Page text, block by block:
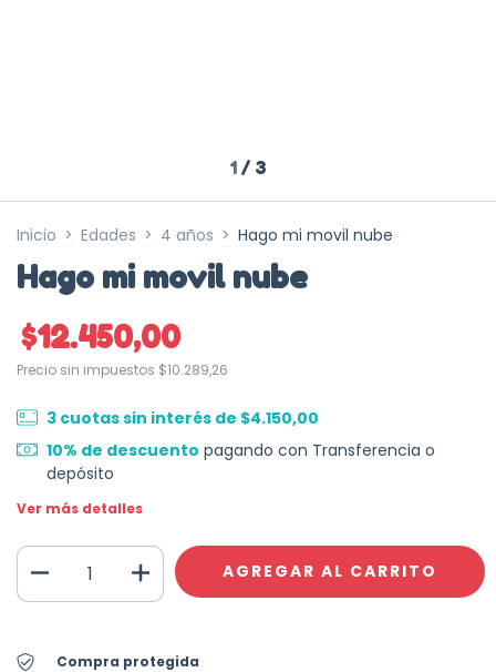
1 / 3
Inicio > Edades > 4 años > Hago mi movil nube
Hago mi movil nube
$12.450,00
Precio sin impuestos $10.289,26
3 cuotas sin interés de $4.150,00
10% de descuento pagando con Transferencia o
depósito
Ver más detalles
Compra protegida